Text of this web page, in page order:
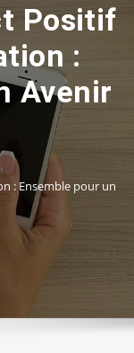
Positif
:
Avenir
: Ensemble pour un